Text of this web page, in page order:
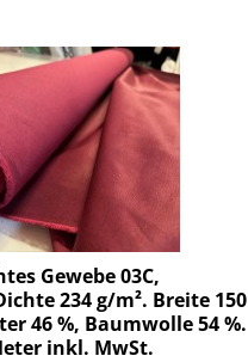
Gewebe 03C,
234 g/m². Breite 150
46 %, Baumwolle 54 %.
inkl. MwSt.